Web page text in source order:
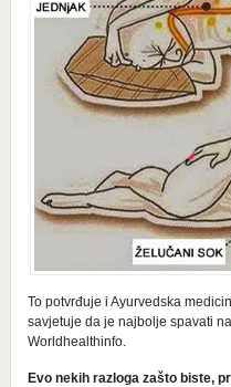
To potvrđuje i Ayurvedska
savjetuje da je najbolje spavati
Worldhealthinfo.
Evo nekih razloga zašto biste,